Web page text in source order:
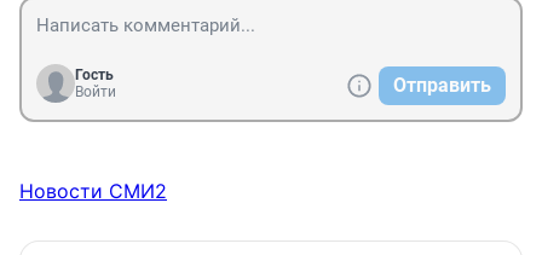
Гость
Войти
Отправить
Новости СМИ2